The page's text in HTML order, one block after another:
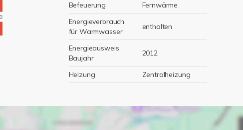
Befeuerung
Fernwärme
Energieverbrauch
für Warmwasser
enthalten
Energieausweis
Baujahr
2012
Heizung Zentralheizung